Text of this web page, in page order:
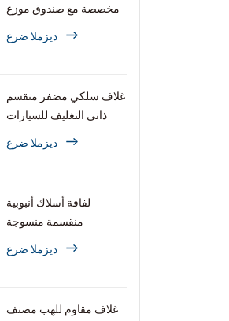
مخصصة مع صندوق موزع
ديزملا ضرع
غلاف سلكي مضفر منقسم
ذاتي التغليف للسيارات
ديزملا ضرع
لفافة أسلاك أنبوبية
منقسمة منسوجة
ديزملا ضرع
غلاف مقاوم للهب مصنف